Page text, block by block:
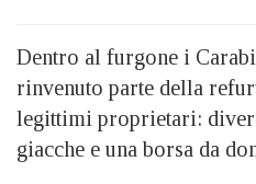
Dentro al furgone i
rinvenuto parte della
legittimi proprietari:
giacche e una borsa da